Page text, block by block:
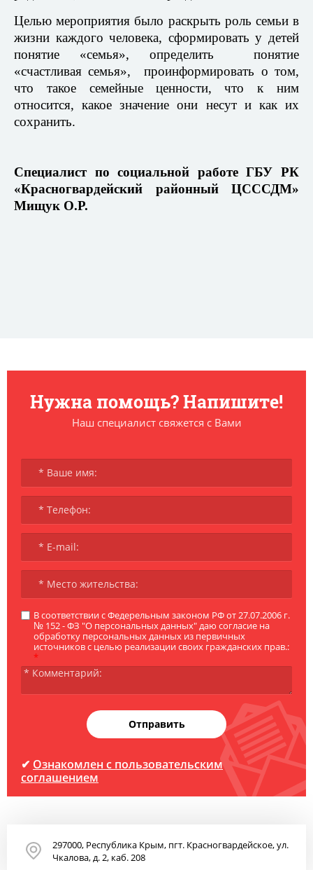
Целью мероприятия было раскрыть роль семьи в
жизни каждого человека, сформировать у детей
понятие «семья», определить понятие
«счастливая семья», проинформировать о том,
что такое семейные ценности, что к ним
относится, какое значение они несут и как их
сохранить.
Специалист по социальной работе ГБУ РК
«Красногвардейский районный ЦСССДМ»
Мищук О.Р.
Нужна помощь? Напишите!
Наш специалист свяжется с Вами
В соответствии с Федерельным законом РФ от 27.07.2006 г.
№ 152 - ФЗ "О персональных данных" даю согласие на
обработку персональных данных из первичных
источников с целью реализации своих гражданских прав.:
*
Отправить
✔ Ознакомлен с пользовательским
соглашением
297000, Республика Крым, пгт. Красногвардейское, ул.
Чкалова, д. 2, каб. 208